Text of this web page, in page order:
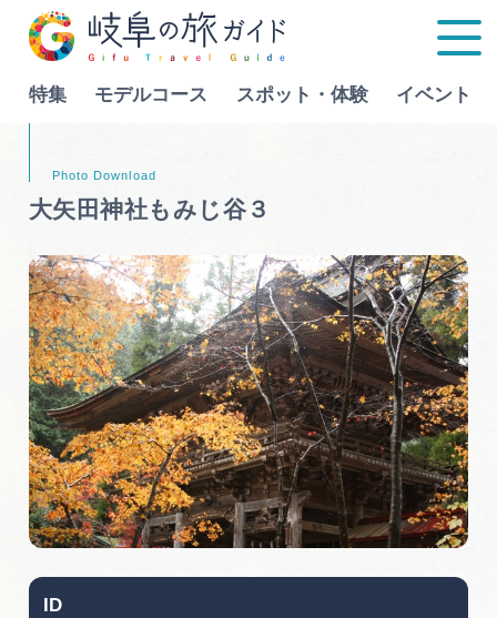
特集 モデルコース スポット・体験 イベント
特集
モデルコース
スポット・体験
イベント
グルメ
旅の予約
Language
行きたいリストを見る
大矢田神社もみじ谷３
ID